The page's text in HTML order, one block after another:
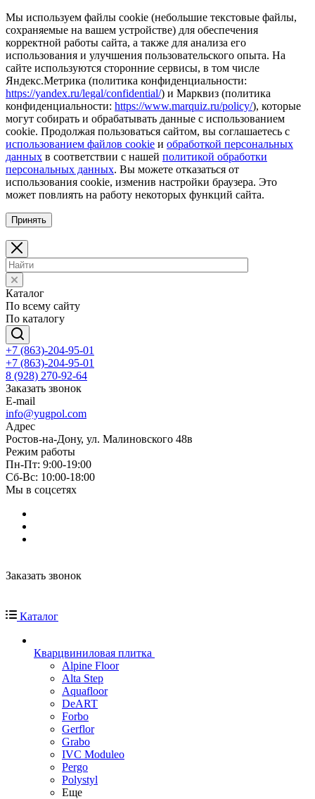
Мы используем файлы cookie (небольшие текстовые файлы,
сохраняемые на вашем устройстве) для обеспечения
корректной работы сайта, а также для анализа его
использования и улучшения пользовательского опыта. На
сайте используются сторонние сервисы, в том числе
Яндекс.Метрика (политика конфиденциальности:
https://yandex.ru/legal/confidential/) и Марквиз (политика
конфиденциальности: https://www.marquiz.ru/policy/), которые
могут собирать и обрабатывать данные с использованием
cookie. Продолжая пользоваться сайтом, вы соглашаетесь с
использованием файлов cookie и обработкой персональных
данных в соответствии с нашей политикой обработки
персональных данных. Вы можете отказаться от
использования cookie, изменив настройки браузера. Это
может повлиять на работу некоторых функций сайта.
Принять
Каталог
По всему сайту
По каталогу
+7 (863)-204-95-01
+7 (863)-204-95-01
8 (928) 270-92-64
Заказать звонок
E-mail
info@yugpol.com
Адрес
Ростов-на-Дону, ул. Малиновского 48в
Режим работы
Пн-Пт: 9:00-19:00
Cб-Вс: 10:00-18:00
Мы в соцсетях
Заказать звонок
Каталог
Кварцвиниловая плитка
Alpine Floor
Alta Step
Aquafloor
DeART
Forbo
Gerflor
Grabo
IVC Moduleo
Pergo
Polystyl
Еще